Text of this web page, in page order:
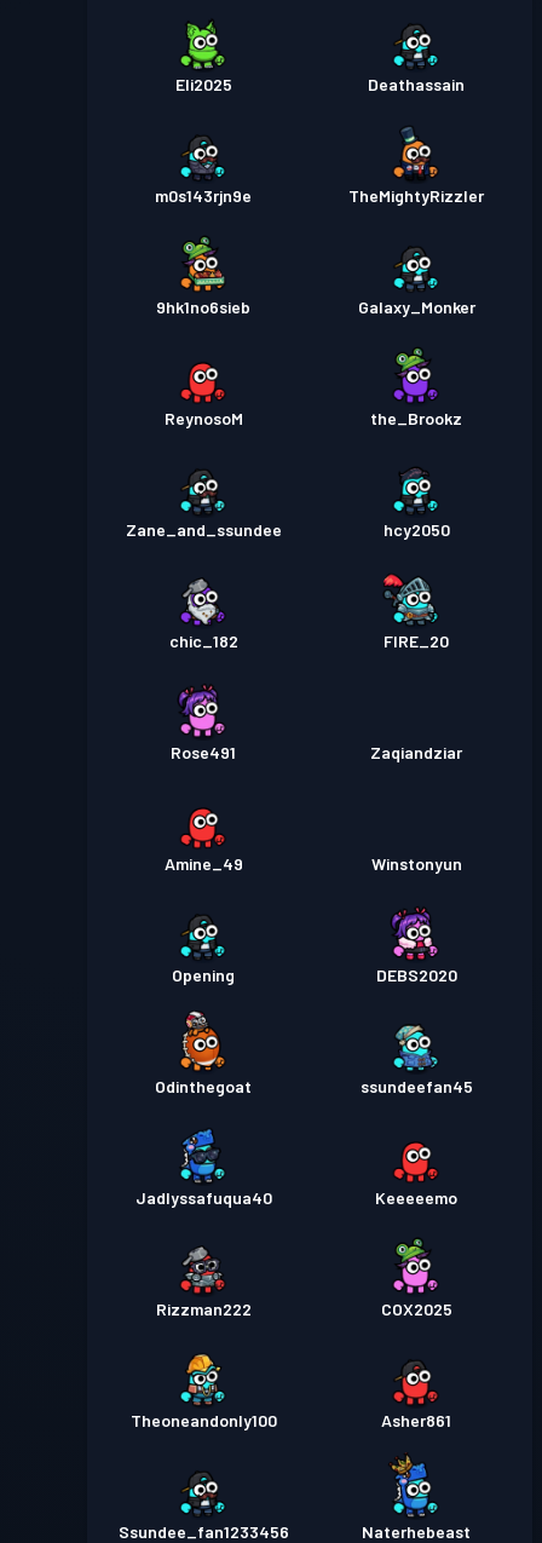
Eli2025 Deathassain
m0s143rjn9e TheMightyRizzler
9hk1no6sieb Galaxy_Monker
ReynosoM the_Brookz
Zane_and_ssundee hcy2050
chic_182 FIRE_20
Rose491 Zaqiandziar
Amine_49 Winstonyun
Opening DEBS2020
Odinthegoat ssundeefan45
Jadlyssafuqua40 Keeeeemo
Rizzman222 COX2025
Theoneandonly100 Asher861
Ssundee_fan1233456 Naterhebeast